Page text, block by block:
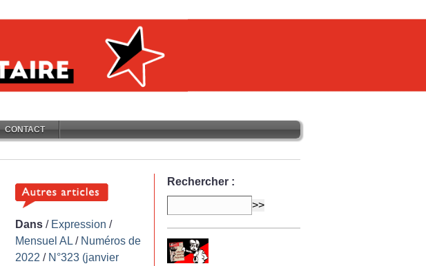
CONTACT
Dans / Expression /
Mensuel AL / Numéros de
2022 / N°323 (janvier
Rechercher :